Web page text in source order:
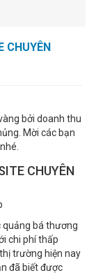
CHUYÊN
bởi doanh thu
Mời các bạn
CHUYÊN
quảng bá thương
chi phí thấp
trường hiện nay
đã biết được